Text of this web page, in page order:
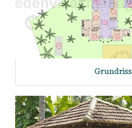
Grundriss